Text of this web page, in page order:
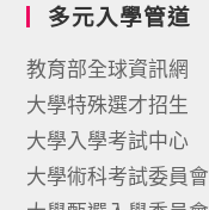
多元入學管道
教育部全球資訊網
大學特殊選才招生
大學入學考試中心
大學術科考試委員會